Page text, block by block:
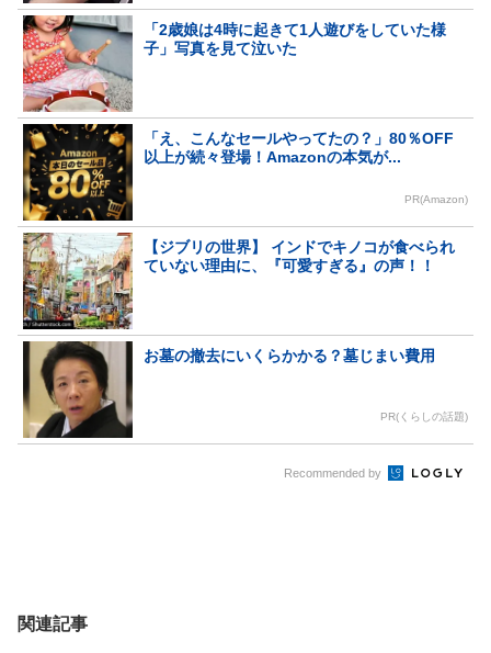
「2歳娘は4時に起きて1人遊びをしていた様
子」写真を見て泣いた
「え、こんなセールやってたの？」80％OFF
以上が続々登場！Amazonの本気が...
PR(Amazon)
【ジブリの世界】 インドでキノコが食べられ
ていない理由に、『可愛すぎる』の声！！
お墓の撤去にいくらかかる？墓じまい費用
PR(くらしの話題)
Recommended by
関連記事